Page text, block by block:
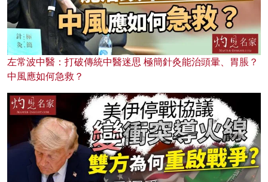
左常波中醫：打破傳統中醫迷思 極簡針灸能治頭暈、胃脹？
中風應如何急救？